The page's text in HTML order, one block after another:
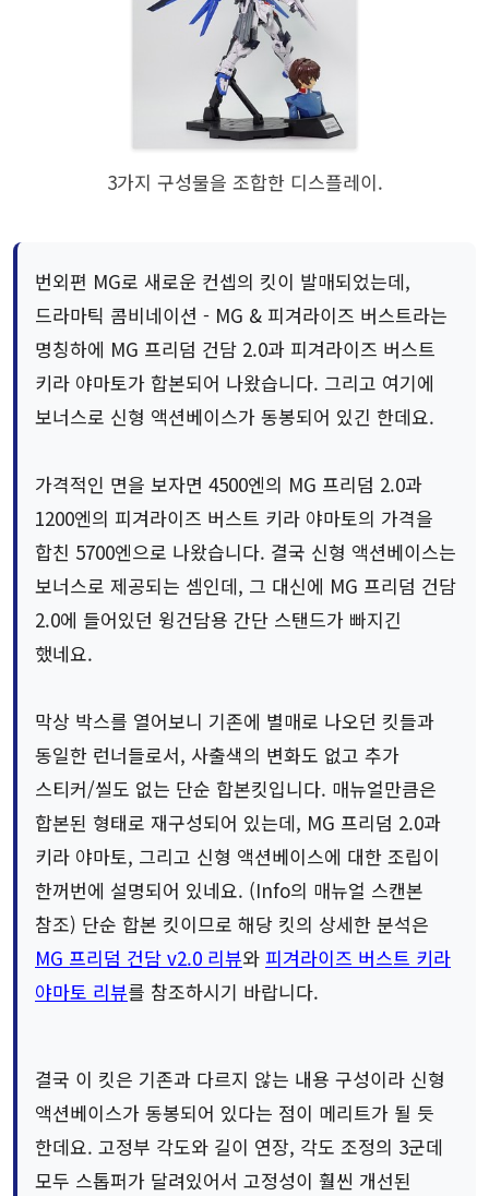
3가지 구성물을 조합한 디스플레이.
번외편 MG로 새로운 컨셉의 킷이 발매되었는데,
드라마틱 콤비네이션 - MG & 피겨라이즈 버스트라는
명칭하에 MG 프리덤 건담 2.0과 피겨라이즈 버스트
키라 야마토가 합본되어 나왔습니다. 그리고 여기에
보너스로 신형 액션베이스가 동봉되어 있긴 한데요.
가격적인 면을 보자면 4500엔의 MG 프리덤 2.0과
1200엔의 피겨라이즈 버스트 키라 야마토의 가격을
합친 5700엔으로 나왔습니다. 결국 신형 액션베이스는
보너스로 제공되는 셈인데, 그 대신에 MG 프리덤 건담
2.0에 들어있던 윙건담용 간단 스탠드가 빠지긴
했네요.
막상 박스를 열어보니 기존에 별매로 나오던 킷들과
동일한 런너들로서, 사출색의 변화도 없고 추가
스티커/씰도 없는 단순 합본킷입니다. 매뉴얼만큼은
합본된 형태로 재구성되어 있는데, MG 프리덤 2.0과
키라 야마토, 그리고 신형 액션베이스에 대한 조립이
한꺼번에 설명되어 있네요. (Info의 매뉴얼 스캔본
참조) 단순 합본 킷이므로 해당 킷의 상세한 분석은
MG 프리덤 건담 v2.0 리뷰와 피겨라이즈 버스트 키라
야마토 리뷰를 참조하시기 바랍니다.
결국 이 킷은 기존과 다르지 않는 내용 구성이라 신형
액션베이스가 동봉되어 있다는 점이 메리트가 될 듯
한데요. 고정부 각도와 길이 연장, 각도 조정의 3군데
모두 스톱퍼가 달려있어서 고정성이 훨씬 개선된